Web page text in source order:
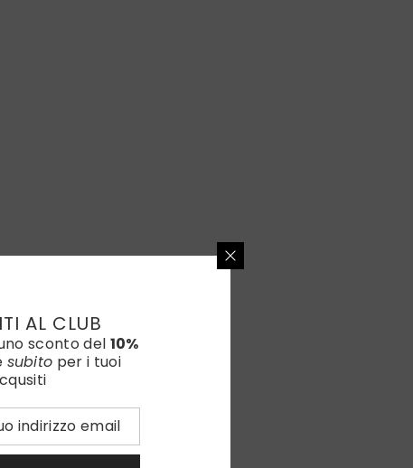
AL CLUB
sconto del 10%
subito per i tuoi